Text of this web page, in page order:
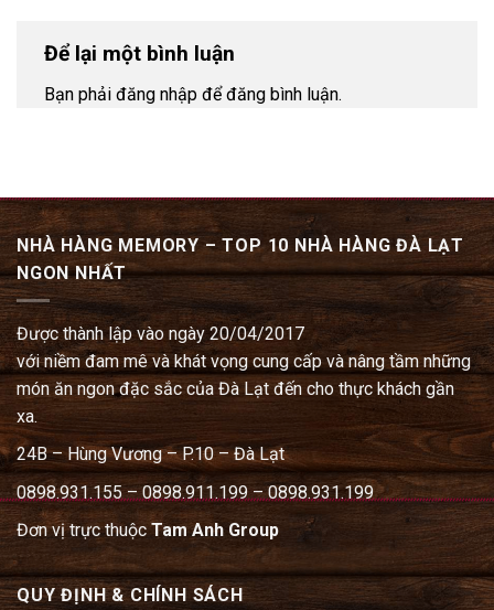
Để lại một bình luận
Bạn phải đăng nhập để đăng bình luận.
NHÀ HÀNG MEMORY – TOP 10 NHÀ HÀNG ĐÀ LẠT
NGON NHẤT
Được thành lập vào ngày 20/04/2017
với niềm đam mê và khát vọng cung cấp và nâng tầm những
món ăn ngon đặc sắc của Đà Lạt đến cho thực khách gần
xa.
24B – Hùng Vương – P.10 – Đà Lạt
0898.931.155 – 0898.911.199 – 0898.931.199
Đơn vị trực thuộcTam Anh Group
QUY ĐỊNH & CHÍNH SÁCH